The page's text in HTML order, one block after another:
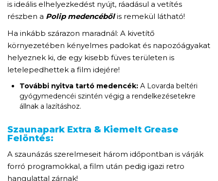
is ideális elhelyezkedést nyújt, ráadásul a vetítés
részben a Polip medencébőlis remekül látható!
Ha inkább szárazon maradnál: A kivetítő
környezetében kényelmes padokat és napozóágyakat
helyeznek ki, de egy kisebb füves területen is
letelepedhettek a film idejére!
További nyitva tartó medencék: A Lovarda beltéri
gyógymedencéi szintén végig a rendelkezésetekre
állnak a lazításhoz.
Szaunapark Extra & Kiemelt Grease
Felöntés:
A szaunázás szerelmeseit három időpontban is várják
forró programokkal, a film után pedig igazi retro
hangulattal zárnak!